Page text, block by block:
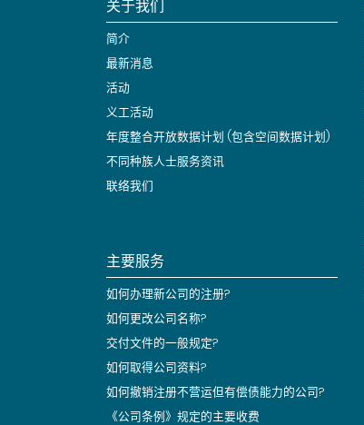
关于我们
简介
最新消息
活动
义工活动
年度整合开放数据计划 (包含空间数据计划)
不同种族人士服务资讯
联络我们
主要服务
如何办理新公司的注册?
如何更改公司名称?
交付文件的一般规定?
如何取得公司资料?
如何撤销注册不营运但有偿债能力的公司?
《公司条例》规定的主要收费